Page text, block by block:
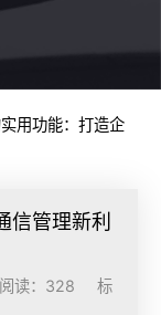
用功能：打造企
信管理新利
读：328 标